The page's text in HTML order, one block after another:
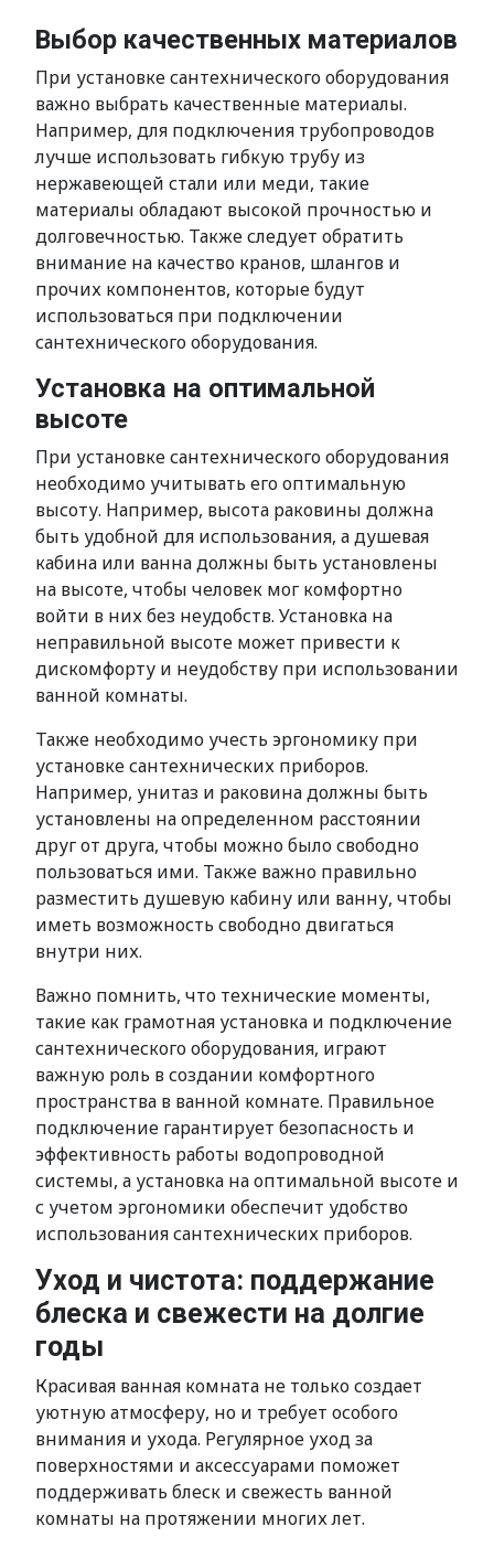
Выбор качественных материалов
При установке сантехнического оборудования
важно выбрать качественные материалы.
Например, для подключения трубопроводов
лучше использовать гибкую трубу из
нержавеющей стали или меди, такие
материалы обладают высокой прочностью и
долговечностью. Также следует обратить
внимание на качество кранов, шлангов и
прочих компонентов, которые будут
использоваться при подключении
сантехнического оборудования.
Установка на оптимальной
высоте
При установке сантехнического оборудования
необходимо учитывать его оптимальную
высоту. Например, высота раковины должна
быть удобной для использования, а душевая
кабина или ванна должны быть установлены
на высоте, чтобы человек мог комфортно
войти в них без неудобств. Установка на
неправильной высоте может привести к
дискомфорту и неудобству при использовании
ванной комнаты.
Также необходимо учесть эргономику при
установке сантехнических приборов.
Например, унитаз и раковина должны быть
установлены на определенном расстоянии
друг от друга, чтобы можно было свободно
пользоваться ими. Также важно правильно
разместить душевую кабину или ванну, чтобы
иметь возможность свободно двигаться
внутри них.
Важно помнить, что технические моменты,
такие как грамотная установка и подключение
сантехнического оборудования, играют
важную роль в создании комфортного
пространства в ванной комнате. Правильное
подключение гарантирует безопасность и
эффективность работы водопроводной
системы, а установка на оптимальной высоте и
с учетом эргономики обеспечит удобство
использования сантехнических приборов.
Уход и чистота: поддержание
блеска и свежести на долгие
годы
Красивая ванная комната не только создает
уютную атмосферу, но и требует особого
внимания и ухода. Регулярное уход за
поверхностями и аксессуарами поможет
поддерживать блеск и свежесть ванной
комнаты на протяжении многих лет.